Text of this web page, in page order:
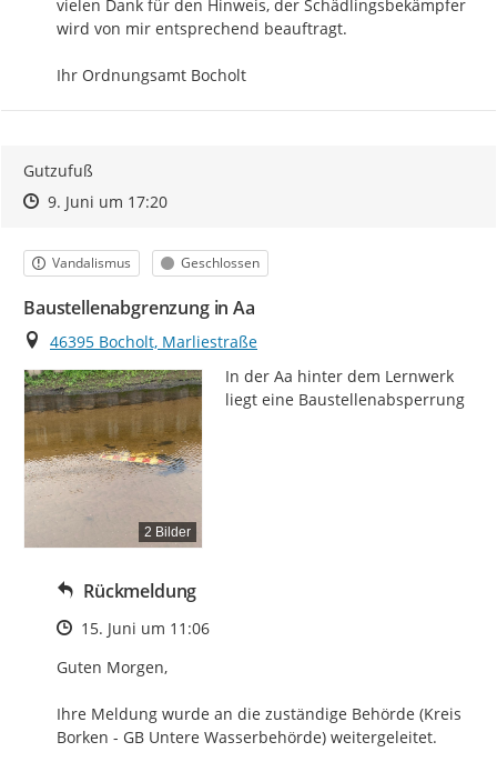
vielen Dank für den Hinweis, der Schädlingsbekämpfer
wird von mir entsprechend beauftragt.
Ihr Ordnungsamt Bocholt
Gutzufuß
Zeitpunkt des Erstellens
Zeitpunkt des Erstellens
9. Juni um 17:20Zur Äußerung
Kategorie
Vandalismus Status
Geschlossen
Baustellenabgrenzung in Aa
Ort
46395 Bocholt, Marliestraße
2 Bilder
In der Aa hinter dem Lernwerk
liegt eine Baustellenabsperrung
Rückmeldung
Zeitpunkt des Erstellens
15. Juni um 11:06
Guten Morgen,
Ihre Meldung wurde an die zuständige Behörde (Kreis
Borken - GB Untere Wasserbehörde) weitergeleitet.